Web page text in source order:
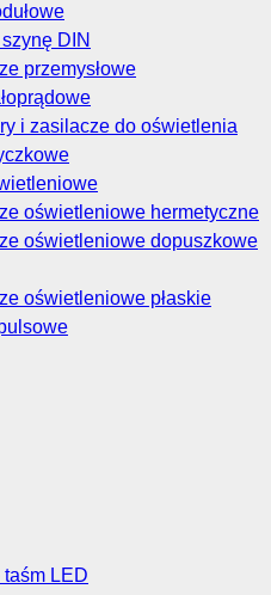
DIN
przemysłowe
i zasilacze do oświetlenia
oświetleniowe hermetyczne
oświetleniowe dopuszkowe
oświetleniowe płaskie
LED